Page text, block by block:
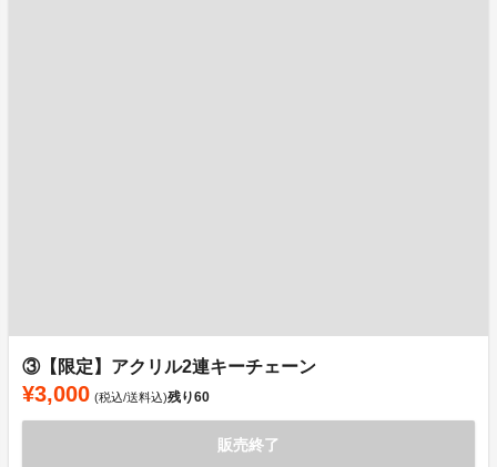
③【限定】アクリル2連キーチェーン
¥3,000 (税込/送料込)残り60
販売終了